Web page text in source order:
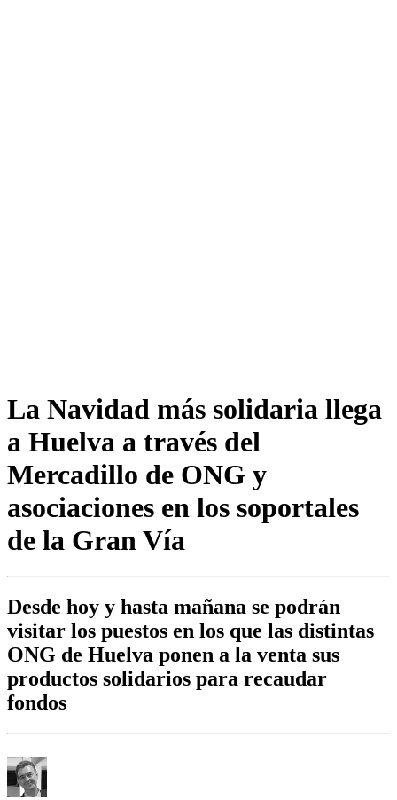
La Navidad más solidaria llega
a Huelva a través del
Mercadillo de ONG y
asociaciones en los soportales
de la Gran Vía
Desde hoy y hasta mañana se podrán
visitar los puestos en los que las distintas
ONG de Huelva ponen a la venta sus
productos solidarios para recaudar
fondos